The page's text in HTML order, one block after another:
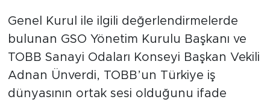
Genel Kurul ile ilgili değerlendirmelerde
bulunan GSO Yönetim Kurulu Başkanı ve
TOBB Sanayi Odaları Konseyi Başkan Vekili
Adnan Ünverdi, TOBB’un Türkiye iş
dünyasının ortak sesi olduğunu ifade